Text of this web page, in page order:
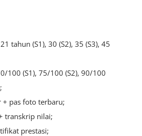
tahun (S1), 30 (S2), 35 (S3), 45
100 (S1), 75/100 (S2), 90/100
+ pas foto terbaru;
transkrip nilai;
prestasi;